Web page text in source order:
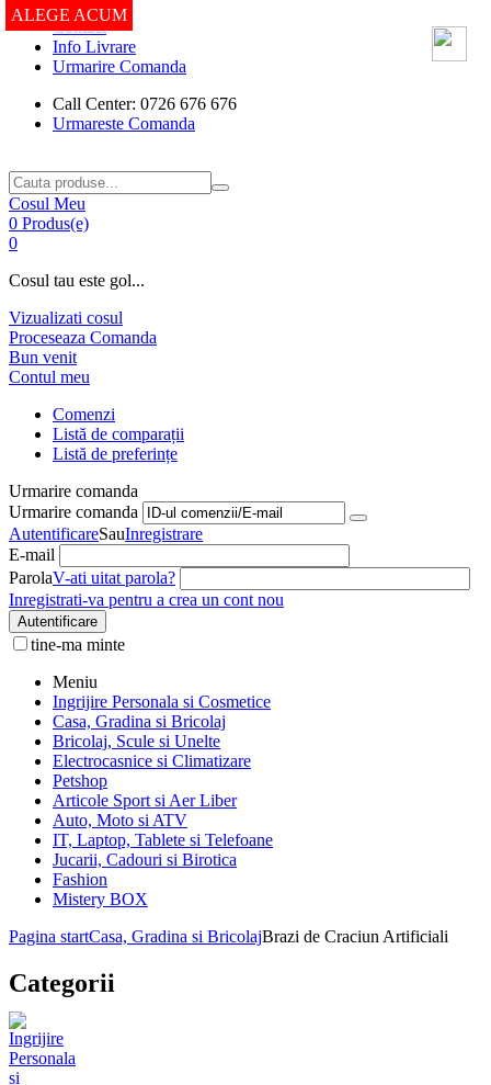
Contact
Info Livrare
Urmarire Comanda
Call Center: 0726 676 676
Urmareste Comanda
Cosul Meu
0 Produs(e)
0
Cosul tau este gol...
Vizualizati cosul
Proceseaza Comanda
Bun venit
Contul meu
Comenzi
Listă de comparații
Listă de preferințe
Urmarire comanda
Urmarire comanda
AutentificareSauInregistrare
E-mail
ParolaV-ati uitat parola?
Inregistrati-va pentru a crea un cont nou
Autentificare
tine-ma minte
Meniu
Ingrijire Personala si Cosmetice
Casa, Gradina si Bricolaj
Bricolaj, Scule si Unelte
Electrocasnice si Climatizare
Petshop
Articole Sport si Aer Liber
Auto, Moto si ATV
IT, Laptop, Tablete si Telefoane
Jucarii, Cadouri si Birotica
Fashion
Mistery BOX
Pagina startCasa, Gradina si BricolajBrazi de Craciun Artificiali
Categorii
ALEGE ACUM